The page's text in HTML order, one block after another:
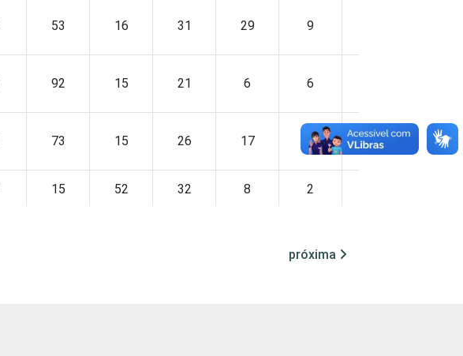
53 16 31 29 9
92 15 21 6 6
73 15 26 17 8 5 29
15 52 32 8 2
próxima